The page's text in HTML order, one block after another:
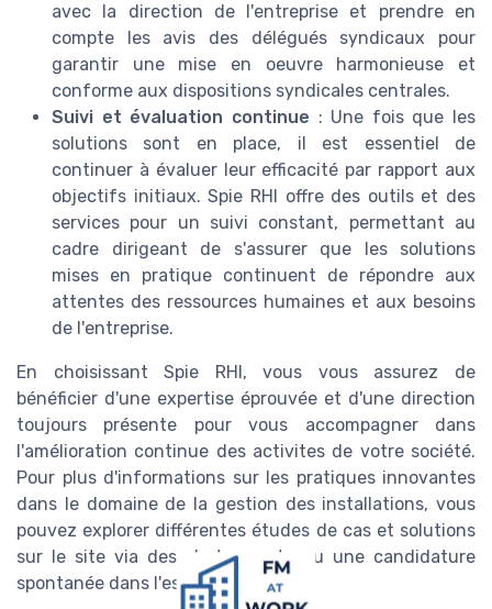
avec la direction de l'entreprise et prendre en
compte les avis des délégués syndicaux pour
garantir une mise en oeuvre harmonieuse et
conforme aux dispositions syndicales centrales.
Suivi et évaluation continue : Une fois que les
solutions sont en place, il est essentiel de
continuer à évaluer leur efficacité par rapport aux
objectifs initiaux. Spie RHI offre des outils et des
services pour un suivi constant, permettant au
cadre dirigeant de s'assurer que les solutions
mises en pratique continuent de répondre aux
attentes des ressources humaines et aux besoins
de l'entreprise.
En choisissant Spie RHI, vous vous assurez de
bénéficier d'une expertise éprouvée et d'une direction
toujours présente pour vous accompagner dans
l'amélioration continue des activites de votre société.
Pour plus d'informations sur les pratiques innovantes
dans le domaine de la gestion des installations, vous
pouvez explorer différentes études de cas et solutions
sur le site via des alertes carte ou une candidature
spontanée dans l'espace candidat.